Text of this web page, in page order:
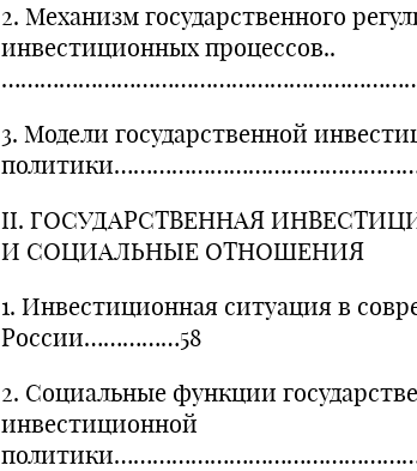
2. Механизм государственного
инвестиционных процессов..
3. Модели государственной
II. ГОСУДАРСТВЕННАЯ
И СОЦИАЛЬНЫЕ ОТНОШЕНИЯ
1. Инвестиционная ситуация в
России……………58
2. Социальные функции
инвестиционной